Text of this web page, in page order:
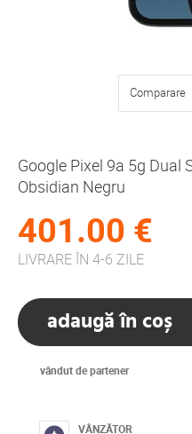
Comparare
Google Pixel 9a 5g Dual
Obsidian Negru
401.00 €
LIVRARE ÎN 4-6 ZILE
adaugă în coș
vândut de partener
VÂNZĂTOR